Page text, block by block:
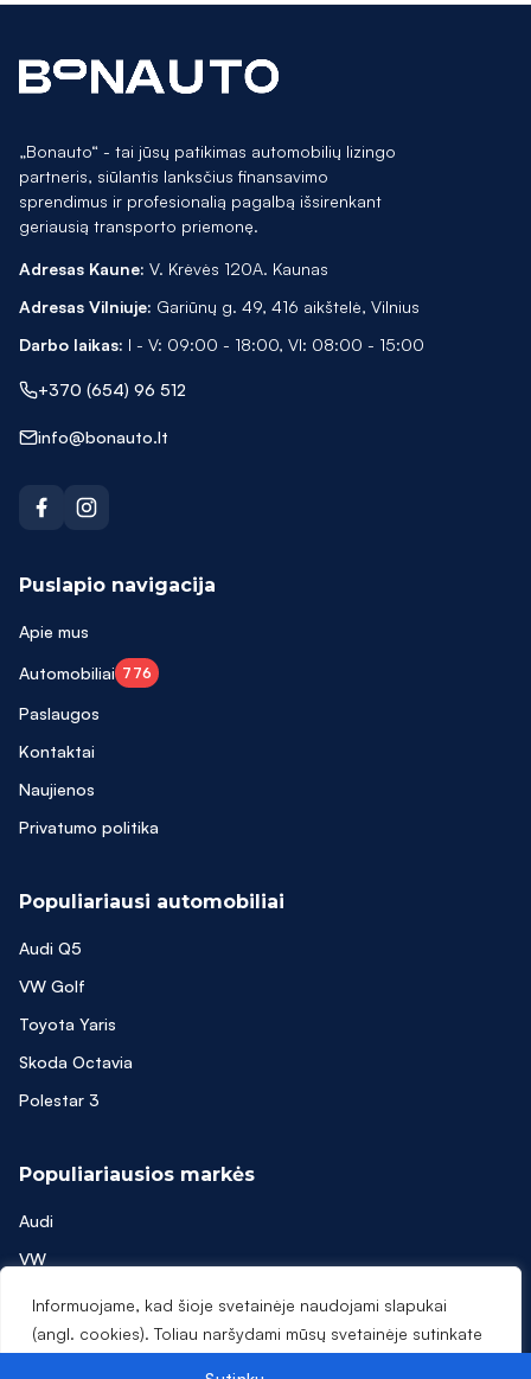
Informuojame, kad šioje svetainėje naudojami slapukai
(angl. cookies). Toliau naršydami mūsų svetainėje sutinkate
„Bonauto“ - tai jūsų patikimas automobilių lizingo
partneris, siūlantis lanksčius finansavimo
sprendimus ir profesionalią pagalbą išsirenkant
geriausią transporto priemonę.
Adresas Kaune: V. Krėvės 120A. Kaunas
Adresas Vilniuje: Gariūnų g. 49, 416 aikštelė, Vilnius
Darbo laikas: I - V: 09:00 - 18:00, VI: 08:00 - 15:00
+370 (654) 96 512
info@bonauto.lt
Puslapio navigacija
Apie mus
Automobiliai 776
Paslaugos
Kontaktai
Naujienos
Privatumo politika
Populiariausi automobiliai
Audi Q5
VW Golf
Toyota Yaris
Skoda Octavia
Polestar 3
Populiariausios markės
Audi
VW
Toyota
Skoda